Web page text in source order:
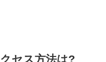
セス方法は?